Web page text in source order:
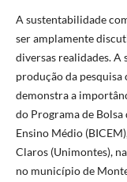
A sustentabilidade
ser amplamente
diversas realidades. A
produção da
demonstra a
do Programa de
Ensino Médio
Claros (Unimontes),
no município de